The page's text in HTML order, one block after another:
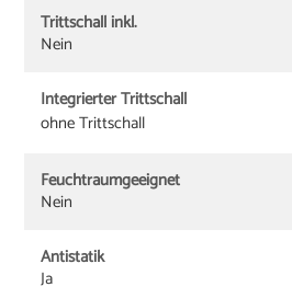
Trittschall inkl.
Nein
Integrierter Trittschall
ohne Trittschall
Feuchtraumgeeignet
Nein
Antistatik
Ja